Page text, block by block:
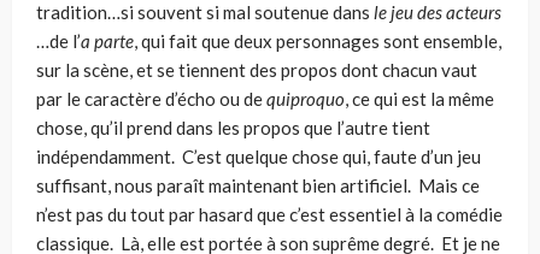
tradition…si souvent si mal soutenue dans le jeu des acteurs
…de l’a parte, qui fait que deux personnages sont ensemble,
sur la scène, et se tiennent des propos dont chacun vaut
par le carac­tère d’écho ou dequiproquo, ce qui est la même
chose, qu’il prend dans les pro­pos que l’autre tient
indépendamment. C’est quelque chose qui, faute d’un jeu
suffisant, nous paraît maintenant bien artificiel. Mais ce
n’est pas du tout par hasard que c’est essentiel à la comédie
classique. Là, elle est portée à son suprê­me degré. Et je ne